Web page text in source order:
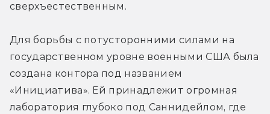
сверхъестественным.
Для борьбы с потусторонними силами на
государственном уровне военными США была
создана контора под названием
«Инициатива». Ей принадлежит огромная
лаборатория глубоко под Саннидейлом, где